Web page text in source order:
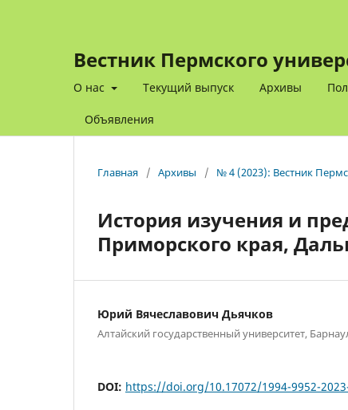
Вестник Пермского
О нас Текущий выпуск Архивы
Объявления
Главная / Архивы / № 4 (2023): Вестник
История изучения и
Приморского края,
Юрий Вячеславович Дьячков
Алтайский государственный университет,
DOI: https://doi.org/10.17072/1994-9952-